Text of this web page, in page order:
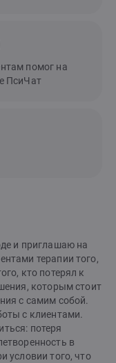
помог на
ПсиЧат
и приглашаю на
терапии того,
кто потерял к
которым стоит
с самим собой.
с клиентами.
потеря
в
условии того, что